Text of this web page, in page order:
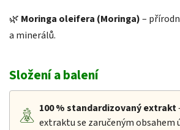
🌿 Moringa oleifera (Moringa)–
a minerálů.
Složení a balení
100 %standardizovaný extrakt
extraktu se zaručeným obsahem